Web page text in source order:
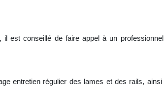
est conseillé de faire appel à un
entretien régulier des lames et des rails,